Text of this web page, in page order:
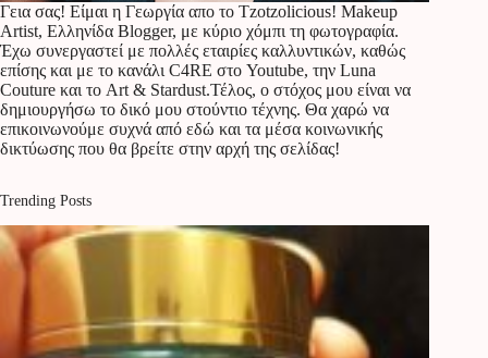
Γεια σας! Είμαι η Γεωργία απο το Tzotzolicious! Makeup
Artist, Ελληνίδα Blogger, με κύριο χόμπι τη φωτογραφία.
Έχω συνεργαστεί με πολλές εταιρίες καλλυντικών, καθώς
επίσης και με το κανάλι C4RE στο Youtube, την Luna
Couture και το Art & Stardust.Τέλος, ο στόχος μου είναι να
δημιουργήσω το δικό μου στούντιο τέχνης. Θα χαρώ να
επικοινωνούμε συχνά από εδώ και τα μέσα κοινωνικής
δικτύωσης που θα βρείτε στην αρχή της σελίδας!
Trending Posts